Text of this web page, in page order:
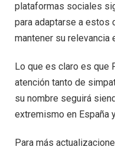
plataformas sociales
para adaptarse a estos
mantener su relevancia
Lo que es claro es que
atención tanto de
su nombre seguirá
extremismo en España
Para más